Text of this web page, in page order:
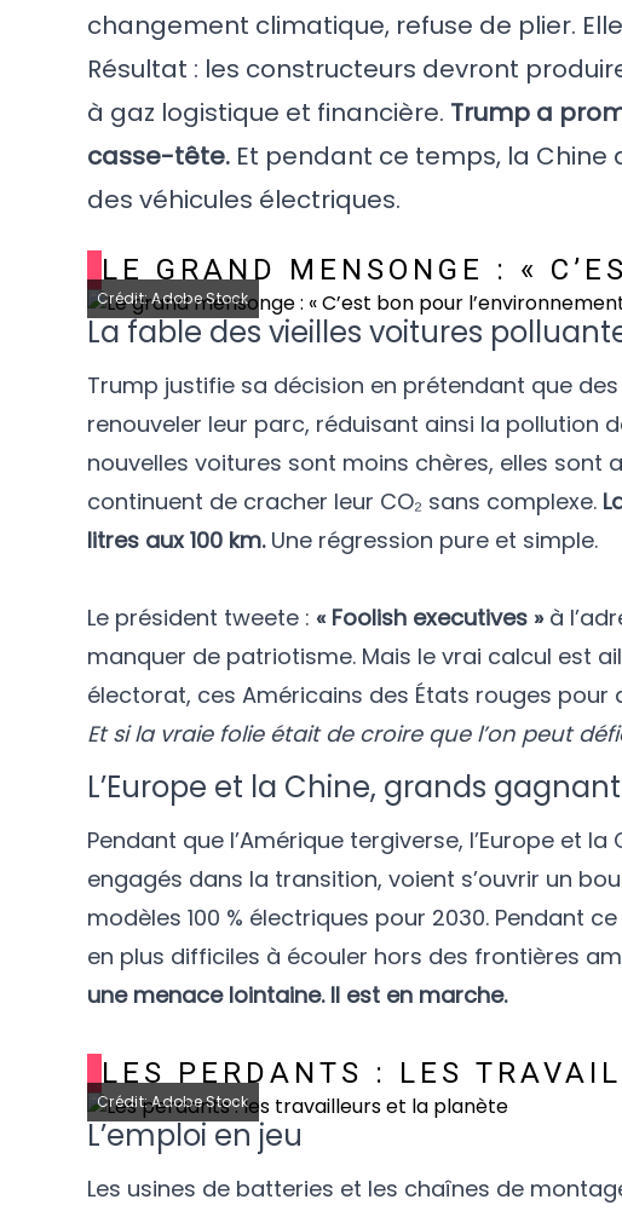
changement climatique, refuse de plier.
Résultat : les constructeurs devront
à gaz logistique et financière. Trump a
casse-tête. Et pendant ce temps, la
des véhicules électriques.
LE GRAND MENSONGE : «
Crédit: Adobe Stock
La fable des vieilles voitures
Trump justifie sa décision en prétendant que
renouveler leur parc, réduisant ainsi la pollution
nouvelles voitures sont moins chères, elles sont
continuent de cracher leur CO₂ sans complexe.
litres aux 100 km.Une régression pure et simple.
Le président tweete : « Foolish executives »à
manquer de patriotisme. Mais le vrai calcul est
électorat, ces Américains des États rouges pour
Et si la vraie folie était de croire que l’on peut
L’Europe et la Chine, grands
Pendant que l’Amérique tergiverse, l’Europe et
engagés dans la transition, voient s’ouvrir un
modèles 100 % électriques pour 2030. Pendant
en plus difficiles à écouler hors des frontières
une menace lointaine. Il est en marche.
LES PERDANTS : LES
Crédit: Adobe Stock
L’emploi en jeu
Les usines de batteries et les chaînes de